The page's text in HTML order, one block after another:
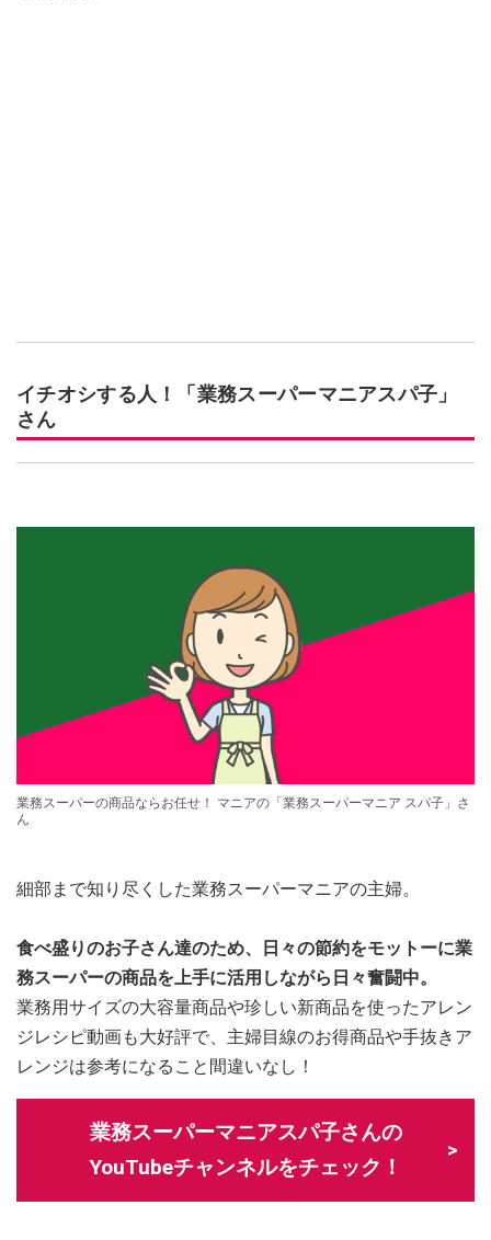
イチオシする人！「業務スーパーマニアスパ子」
さん
業務スーパーの商品ならお任せ！ マニアの「業務スーパーマニア スパ子」さ
ん
細部まで知り尽くした業務スーパーマニアの主婦。
食べ盛りのお子さん達のため、日々の節約をモットーに業
務スーパーの商品を上手に活用しながら日々奮闘中。
業務用サイズの大容量商品や珍しい新商品を使ったアレン
ジレシピ動画も大好評で、主婦目線のお得商品や手抜きア
レンジは参考になること間違いなし！
業務スーパーマニアスパ子さんの
YouTubeチャンネルをチェック！